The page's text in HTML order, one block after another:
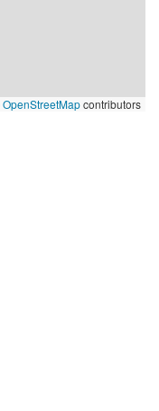
OpenStreetMapcontributors